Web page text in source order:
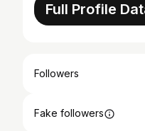
Full Profile
Followers
Fake followers